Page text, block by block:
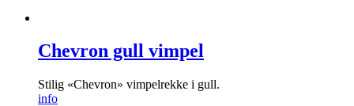
Chevron gull vimpel
Stilig «Chevron» vimpelrekke i gull.
info